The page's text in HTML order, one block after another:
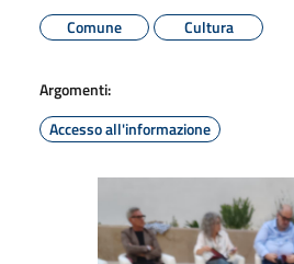
Comune
Cultura
Argomenti:
Accesso all'informazione